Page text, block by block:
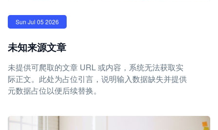
Sun Jul 05 2026
未知来源文章
未提供可爬取的文章 URL 或内容，系统无法获取实
际正文。此处为占位引言，说明输入数据缺失并提供
元数据占位以便后续替换。